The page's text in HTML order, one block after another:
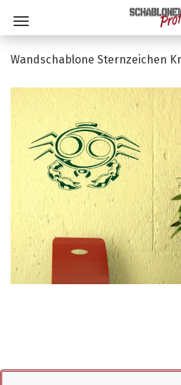
Wandschablone Sternzeichen